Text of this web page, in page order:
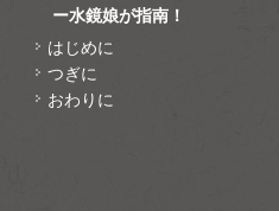
ー水鏡娘が指南！
はじめに
つぎに
おわりに